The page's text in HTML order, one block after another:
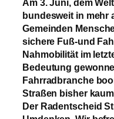
Am 3. Juni, dem
bundesweit in mehr
Gemeinden
sichere Fuß-und
Nahmobilität im
Bedeutung
Fahrradbranche
Straßen bisher